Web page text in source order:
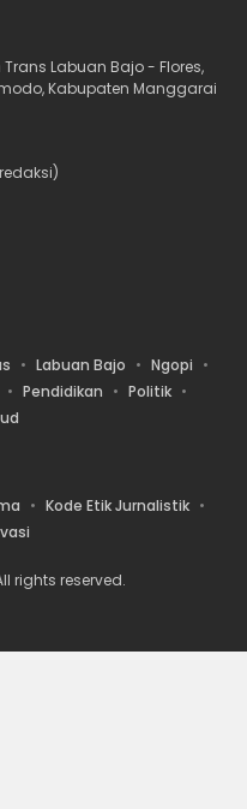
Labuan Bajo - Flores,
Kabupaten Manggarai
Labuan Bajo
Ngopi
Pendidikan
Politik
Kode Etik Jurnalistik
rights reserved.